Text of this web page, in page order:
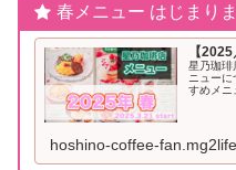
春メニュー はじまり
【
星乃珈琲
ニュー
すめメニ
hoshino-coffee-